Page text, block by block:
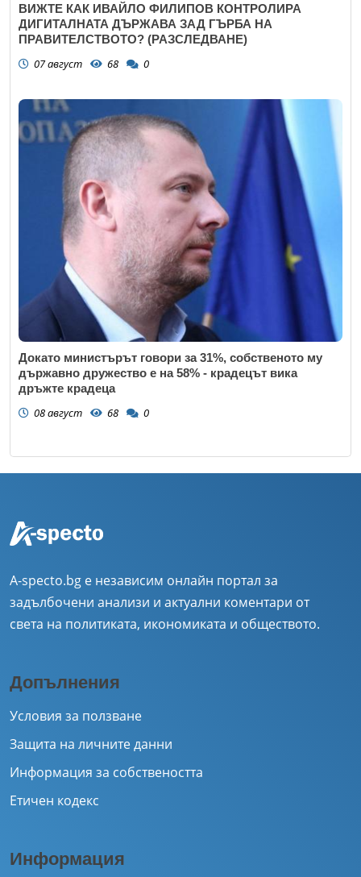
ВИЖТЕ КАК ИВАЙЛО ФИЛИПОВ КОНТРОЛИРА
ДИГИТАЛНАТА ДЪРЖАВА ЗАД ГЪРБА НА
ПРАВИТЕЛСТВОТО? (РАЗСЛЕДВАНЕ)
07 август 68 0
Докато министърът говори за 31%, собственото му
държавно дружество е на 58% - крадецът вика
дръжте крадеца
08 август 68 0
A-specto.bg е независим онлайн портал за
задълбочени анализи и актуални коментари от
света на политиката, икономиката и обществото.
Допълнения
Условия за ползване
Защита на личните данни
Информация за собствеността
Етичен кодекс
Информация